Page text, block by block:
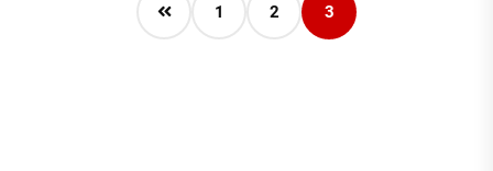
1 2 3